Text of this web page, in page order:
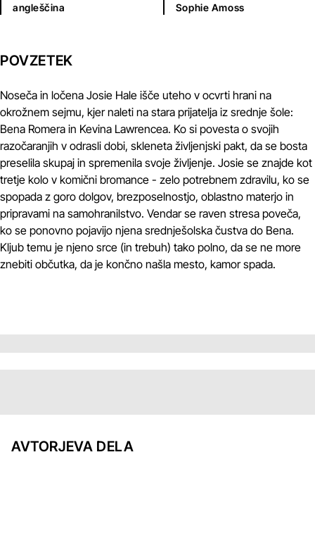
angleščina
Sophie Amoss
POVZETEK
Noseča in ločena Josie Hale išče uteho v ocvrti hrani na
okrožnem sejmu, kjer naleti na stara prijatelja iz srednje šole:
Bena Romera in Kevina Lawrencea. Ko si povesta o svojih
razočaranjih v odrasli dobi, skleneta življenjski pakt, da se bosta
preselila skupaj in spremenila svoje življenje. Josie se znajde kot
tretje kolo v komični bromance - zelo potrebnem zdravilu, ko se
spopada z goro dolgov, brezposelnostjo, oblastno materjo in
pripravami na samohranilstvo. Vendar se raven stresa poveča,
ko se ponovno pojavijo njena srednješolska čustva do Bena.
Kljub temu je njeno srce (in trebuh) tako polno, da se ne more
znebiti občutka, da je končno našla mesto, kamor spada.
AVTORJEVA DELA